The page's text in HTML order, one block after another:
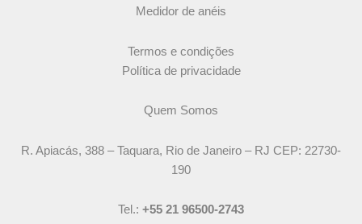
Medidor de anéis
Termos e condições
Política de privacidade
Quem Somos
R. Apiacás, 388 – Taquara, Rio de Janeiro – RJ CEP: 22730-
190
Tel.: +55 21 96500-2743